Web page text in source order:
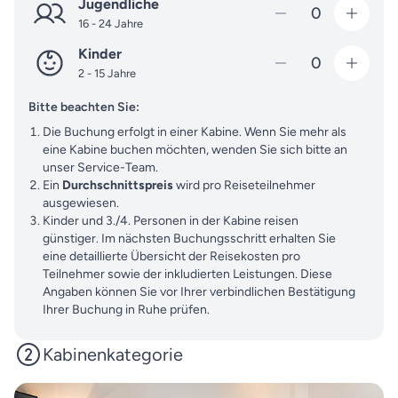
bleiben.
17 Seetag
18 Miami (Vereinigte Staaten)
Jugendliche
16 - 24 Jahre
0
Kinder
2 - 15 Jahre
0
Bitte beachten Sie:
Die Buchung erfolgt in einer Kabine. Wenn Sie mehr als
eine Kabine buchen möchten, wenden Sie sich bitte an
unser Service-Team.
Ein Durchschnittspreiswird pro Reiseteilnehmer
ausgewiesen.
Kinder und 3./4. Personen in der Kabine reisen
günstiger. Im nächsten Buchungsschritt erhalten Sie
eine detaillierte Übersicht der Reisekosten pro
Teilnehmer sowie der inkludierten Leistungen. Diese
Angaben können Sie vor Ihrer verbindlichen Bestätigung
Ihrer Buchung in Ruhe prüfen.
Kabinenkategorie